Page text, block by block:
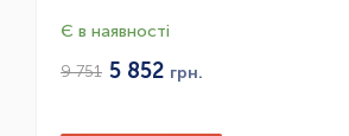
Є в наявності
9 751 5 852 грн.